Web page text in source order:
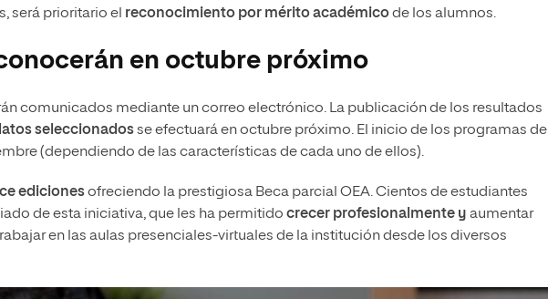
será prioritario el reconocimiento por mérito académicode los alumnos.
en octubre próximo
comunicados mediante un correo electrónico. La publicación de los resultados
seleccionadosse efectuará en octubre próximo. El inicio de los programas de
(dependiendo de las características de cada uno de ellos).
edicionesofreciendo la prestigiosa Beca parcial OEA. Cientos de estudiantes
de esta iniciativa, que les ha permitido crecer profesionalmente y aumentar
en las aulas presenciales-virtuales de la institución desde los diversos